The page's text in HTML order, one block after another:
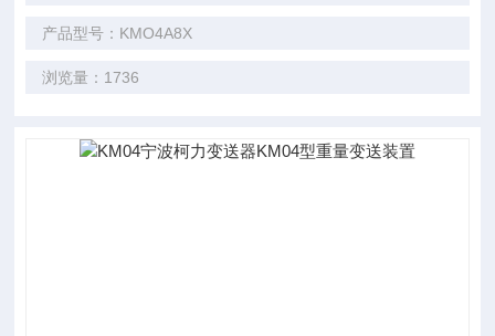
产品型号：KMO4A8X
浏览量：1736